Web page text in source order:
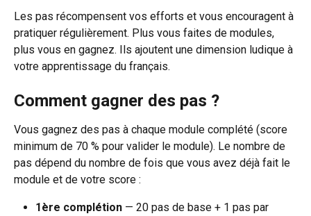
Les pas récompensent vos efforts et vous encouragent à
pratiquer régulièrement. Plus vous faites de modules,
plus vous en gagnez. Ils ajoutent une dimension ludique à
votre apprentissage du français.
Comment gagner des pas ?
Vous gagnez des pas à chaque module complété (score
minimum de 70 % pour valider le module). Le nombre de
pas dépend du nombre de fois que vous avez déjà fait le
module et de votre score :
1ère complétion — 20 pas de base + 1 pas par